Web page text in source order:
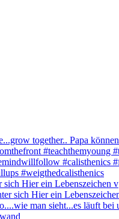
sich Hier ein Lebenszeichen v